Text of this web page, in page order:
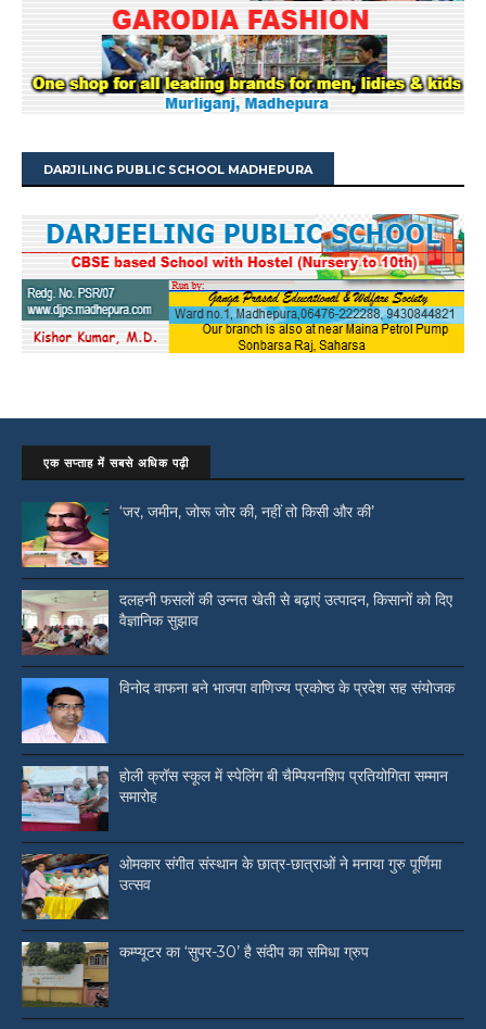
DARJILING PUBLIC SCHOOL MADHEPURA
एक सप्ताह में सबसे अधिक पढ़ी
‘जर, जमीन, जोरू जोर की, नहीं तो किसी और की’
दलहनी फसलों की उन्नत खेती से बढ़ाएं उत्पादन, किसानों को दिए
वैज्ञानिक सुझाव
विनोद वाफना बने भाजपा वाणिज्य प्रकोष्ठ के प्रदेश सह संयोजक
होली क्रॉस स्कूल में स्पेलिंग बी चैम्पियनशिप प्रतियोगिता सम्मान
समारोह
ओमकार संगीत संस्थान के छात्र-छात्राओं ने मनाया गुरु पूर्णिमा
उत्सव
कम्प्यूटर का ‘सुपर-30’ है संदीप का समिधा ग्रुप